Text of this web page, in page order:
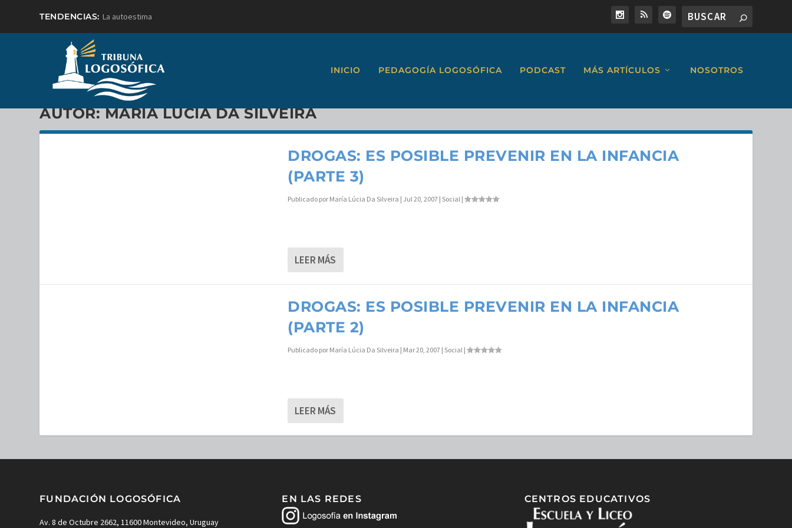
TENDENCIAS: La autoestima
INICIO PEDAGOGÍA LOGOSÓFICA PODCAST MÁS ARTÍCULOS NOSOTROS
AUTOR:MARÍA LÚCIA DA SILVEIRA
DROGAS: ES POSIBLE PREVENIR EN LA INFANCIA
(PARTE 3)
Publicado por María Lúcia Da Silveira | Jul 20, 2007 | Social |
LEER MÁS
DROGAS: ES POSIBLE PREVENIR EN LA INFANCIA
(PARTE 2)
Publicado por María Lúcia Da Silveira | Mar 20, 2007 | Social |
LEER MÁS
FUNDACIÓN LOGOSÓFICA
Av. 8 de Octubre 2662, 11600 Montevideo, Uruguay
EN LAS REDES CENTROS EDUCATIVOS